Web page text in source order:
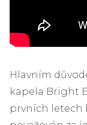
Hlavním
kapela Bright
prvních letech